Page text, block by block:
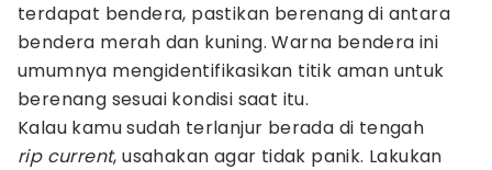
terdapat bendera, pastikan berenang di antara
bendera merah dan kuning. Warna bendera ini
umumnya mengidentifikasikan titik aman untuk
berenang sesuai kondisi saat itu.
Kalau kamu sudah terlanjur berada di tengah
rip current, usahakan agar tidak panik. Lakukan